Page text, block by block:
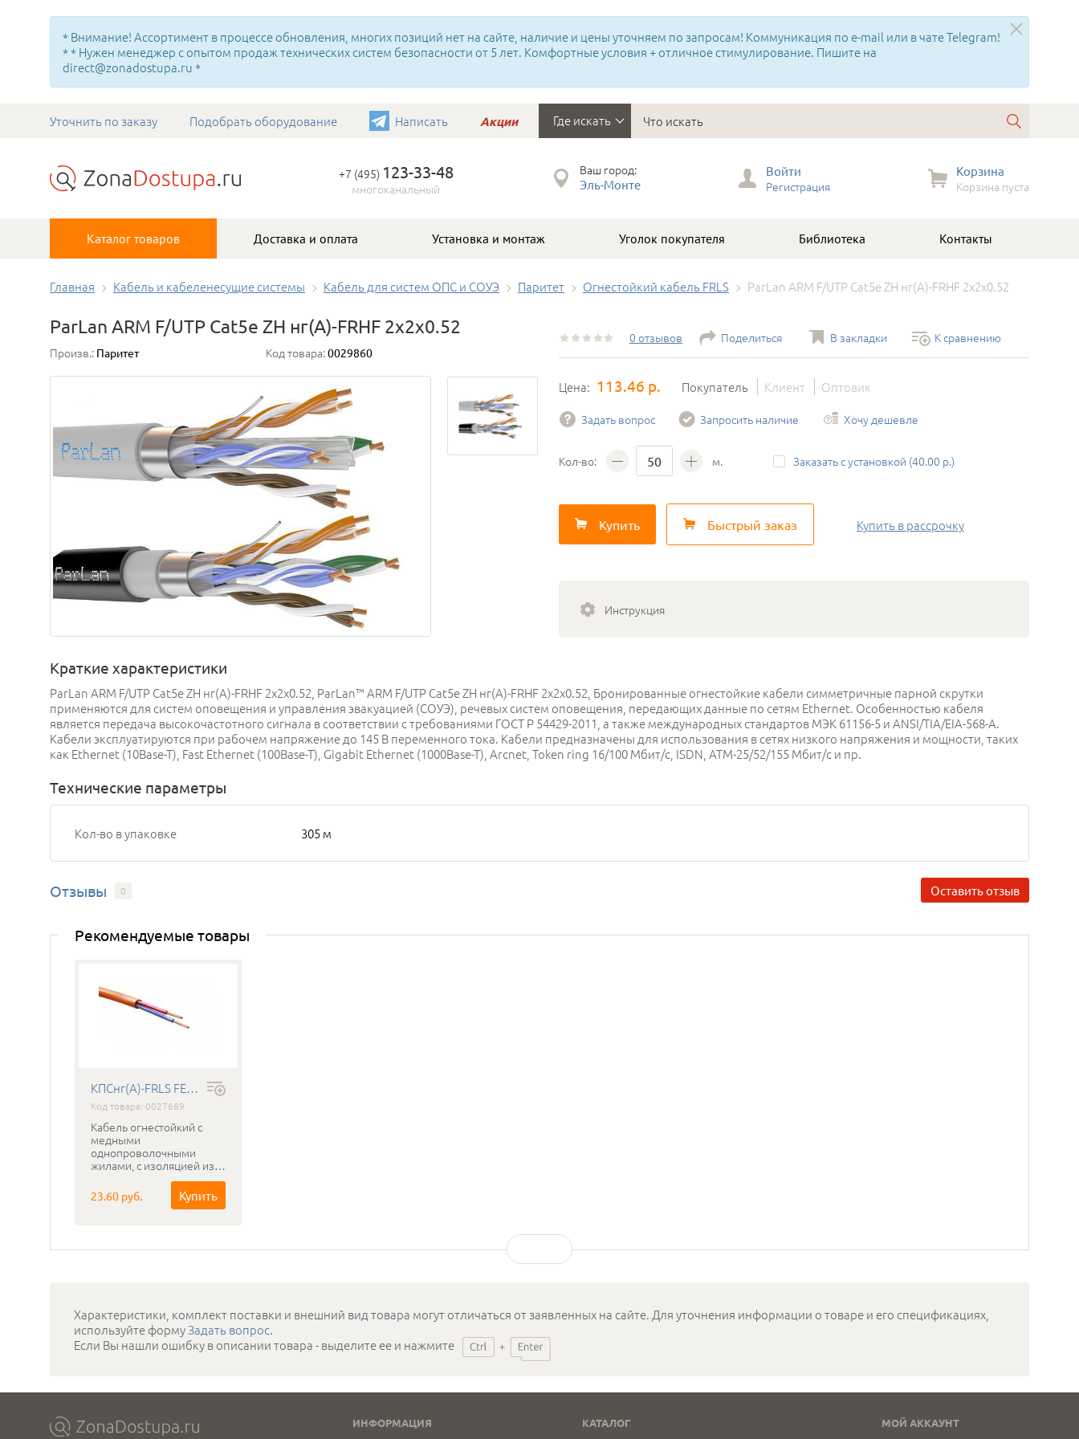
* Внимание! Ассортимент в процессе обновления, многих позиций нет на сайте, наличие и цены уточняем по запросам! Коммуникация по e-mail или в чате Telegram!
* * Нужен менеджер с опытом продаж технических систем безопасности от 5 лет. Комфортные условия + отличное стимулирование. Пишите на
direct@zonadostupa.ru *
Уточнить по заказу Подобрать оборудование Написать Акции Где искать
+7 (495) 123-33-48
многоканальный
Ваш город:
Эль-Монте
Войти
Регистрация
Корзина
Корзина пуста
Каталог товаров Доставка и оплата Установка и монтаж Уголок покупателя Библиотека Контакты
Главная Кабель и кабеленесущие системы Кабель для систем ОПС и СОУЭ Паритет Огнестойкий кабель FRLS ParLan ARM F/UTP Cat5e ZH нг(A)-FRHF 2х2х0.52
ParLan ARM F/UTP Cat5e ZH нг(A)-FRHF 2х2х0.52
Произв.: Паритет Код товара:0029860
0 отзывов Поделиться В закладки К сравнению
Цена: 113.46 р. Покупатель Клиент Оптовик
Задать вопрос Запросить наличие Хочу дешевле
Кол-во: м. Заказать с установкой (40.00 р.)
Купить Быстрый заказ Купитьв рассрочку
Инструкция
Краткие характеристики
ParLan ARM F/UTP Cat5e ZH нг(A)-FRHF 2х2х0.52, ParLan™ ARM F/UTP Cat5e ZH нг(A)-FRHF 2х2х0.52, Бронированные огнестойкие кабели симметричные парной скрутки
применяются для систем оповещения и управления эвакуацией (СОУЭ), речевых систем оповещения, передающих данные по сетям Ethernet. Особенностью кабеля
является передача высокочастотного сигнала в соответствии с требованиями ГОСТ Р 54429-2011, а также международных стандартов МЭК 61156-5 и ANSI/TIA/EIA-568-A.
Кабели эксплуатируются при рабочем напряжение до 145 В переменного тока. Кабели предназначены для использования в сетях низкого напряжения и мощности, таких
как Ethernet (10Base-T), Fast Ethernet (100Base-T), Gigabit Ethernet (1000Base-T), Arcnet, Token ring 16/100 Мбит/с, ISDN, АТМ-25/52/155 Мбит/с и пр.
Технические параметры
Кол-во в упаковке 305 м
Отзывы 0 Оставить отзыв
Рекомендуемые товары
КПСнг(А)-FRLS FE180 2Х2Х0.5 ГОСТ
Код товара: 0027689
Кабель огнестойкий с
медными
однопроволочными
жилами, с изоляцией из
кремнийорганической
резины и оболочкой из
нераспространяющего
числе бронированный на
пламени в течении
180мин.
23.60 руб. Купить
Характеристики, комплект поставки и внешний вид товара могут отличаться от заявленных на сайте. Для уточнения информации о товаре и его спецификациях,
используйте формуЗадать вопрос.
Если Вы нашли ошибку в описании товара - выделите ее и нажмите
ИНФОРМАЦИЯ КАТАЛОГ МОЙ АККАУНТ